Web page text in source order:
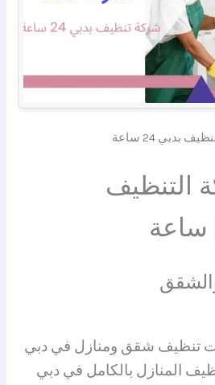
بدبي 24 ساعة
التنظيف
تنظيف شقق ومنازل في دبي
المنازل بالكامل في دبي